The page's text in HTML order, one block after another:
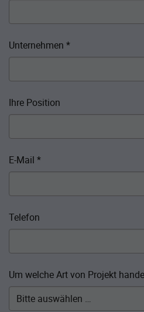
Unternehmen *
Ihre Position
E-Mail *
Telefon
Um welche Art von Projekt